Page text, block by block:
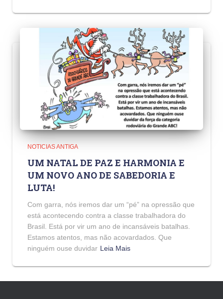
NOTICIAS ANTIGA
UM NATAL DE PAZ E HARMONIA E
UM NOVO ANO DE SABEDORIA E
LUTA!
Com garra, nós iremos dar um “pé” na opressão que
está acontecendo contra a classe trabalhadora do
Brasil. Está por vir um ano de incansáveis batalhas.
Estamos atentos, mas não acovardados. Que
ninguém ouse duvidar Leia Mais